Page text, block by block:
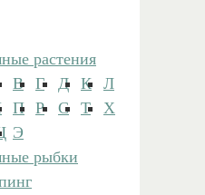
растения
В Г Д К
Л
П Р С Т
Х
Э
рыбки